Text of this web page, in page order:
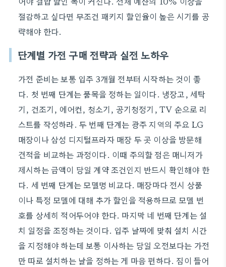
절감하고 싶다면 무조건 패키지 할인율이 높은 시기를 공
략해야 한다.
단계별 가전 구매 전략과 실전 노하우
가전 준비는 보통 입주 3개월 전부터 시작하는 것이 좋
다. 첫 번째 단계는 품목을 정하는 일이다. 냉장고, 세탁
기, 건조기, 에어컨, 청소기, 공기청정기, TV 순으로 리
스트를 작성하라. 두 번째 단계는 광주 지역의 주요 LG
매장이나 삼성 디지털프라자 매장 두 곳 이상을 방문해
견적을 비교하는 과정이다. 이때 주의할 점은 매니저가
제시하는 금액이 당일 계약 조건인지 반드시 확인해야 한
다. 세 번째 단계는 모델명 비교다. 매장마다 전시 상품
이나 특정 모델에 대해 추가 할인을 적용하므로 모델 번
호를 상세히 적어두어야 한다. 마지막 네 번째 단계는 설
치 일정을 조정하는 것이다. 입주 날짜에 맞춰 설치 시간
을 지정해야 하는데 보통 이사하는 당일 오전보다는 가전
만 따로 설치하는 날을 정하는 게 마음 편하다. 짐이 들어